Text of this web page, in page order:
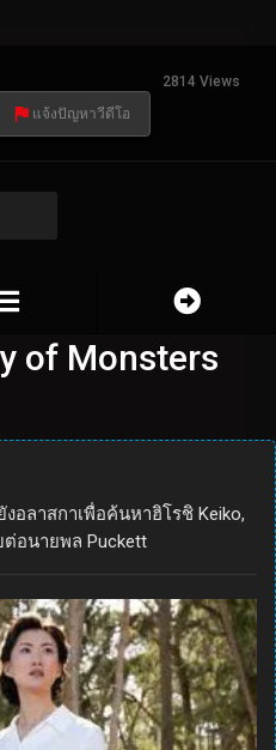
2814 Views
แจ้งปัญหาวีดีโอ
of Monsters
อลาสกาเพื่อค้นหาฮิโรชิ Keiko,
ต่อนายพล Puckett